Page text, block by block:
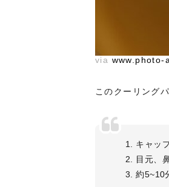
via www.photo-
このクーリング
1. キャッ
2. 目元、
3. 約5~10